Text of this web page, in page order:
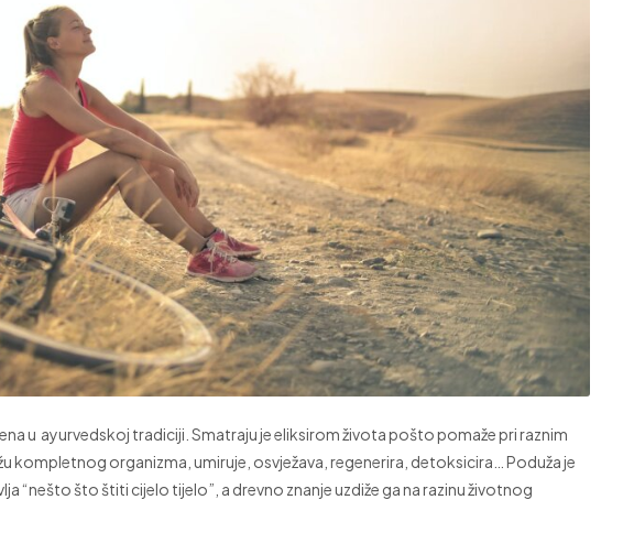
u ayurvedskoj tradiciji. Smatraju je eliksirom života pošto pomaže pri raznim
kompletnog organizma, umiruje, osvježava, regenerira, detoksicira… Poduža je
“nešto što štiti cijelo tijelo”, a drevno znanje uzdiže ga na razinu životnog